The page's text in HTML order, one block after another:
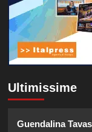
Ultimissime
Guendalina